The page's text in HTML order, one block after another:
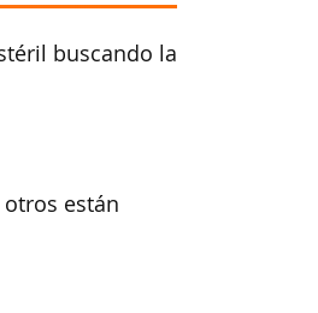
buscando la
están